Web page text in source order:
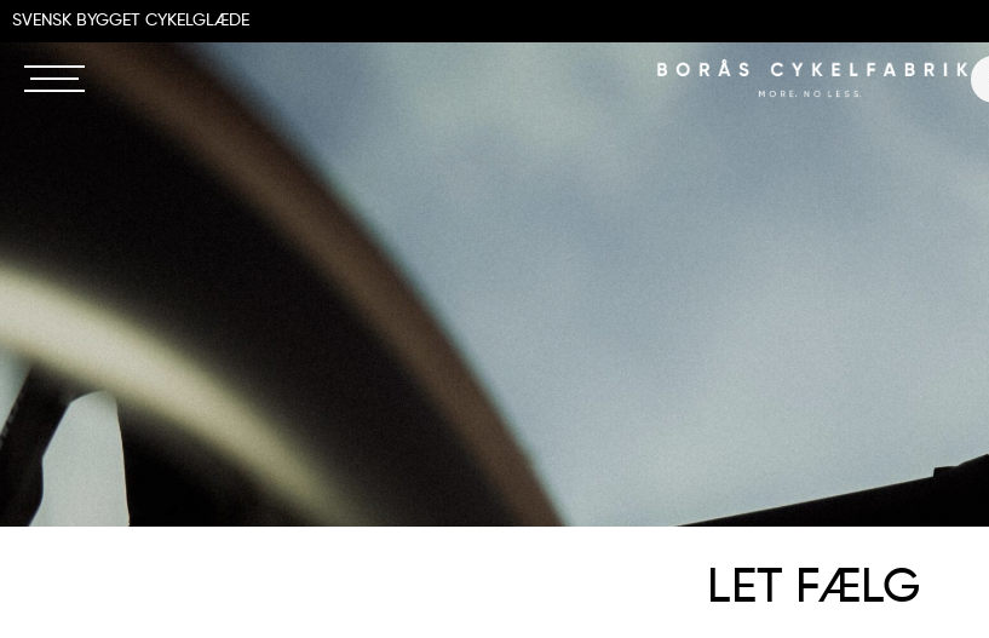
SVENSK BYGGET CYKELGLÆDE
LET FÆLG